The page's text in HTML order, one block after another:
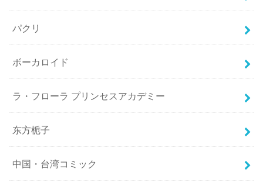
パクリ
ボーカロイド
ラ・フローラ プリンセスアカデミー
东方栀子
中国・台湾コミック